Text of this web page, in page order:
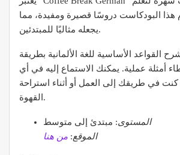
هذا البودكاست دروسًا قصيرة ومفيدة، مما
يجعله مثاليًا للمبتدئين.
القواعد الأساسية للغة الألمانية بطريقة
أمثلة عملية. يمكنك الاستماع إليه في أي
في طريقك إلى العمل أو أثناء استراحة
القهوة.
المستوى: مبتدئ إلى متوسط
الموقع: من هنا